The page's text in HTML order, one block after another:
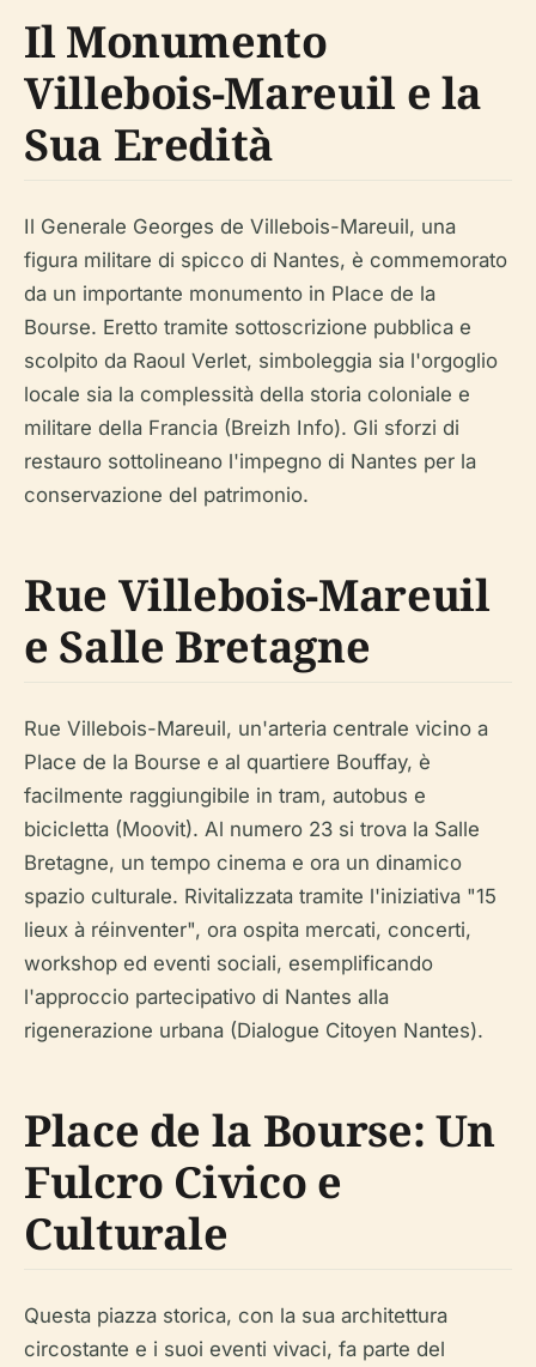
Il Monumento
Villebois-Mareuil e la
Sua Eredità
Il Generale Georges de Villebois-Mareuil, una
figura militare di spicco di Nantes, è commemorato
da un importante monumento in Place de la
Bourse. Eretto tramite sottoscrizione pubblica e
scolpito da Raoul Verlet, simboleggia sia l'orgoglio
locale sia la complessità della storia coloniale e
militare della Francia (Breizh Info). Gli sforzi di
restauro sottolineano l'impegno di Nantes per la
conservazione del patrimonio.
Rue Villebois-Mareuil
e Salle Bretagne
Rue Villebois-Mareuil, un'arteria centrale vicino a
Place de la Bourse e al quartiere Bouffay, è
facilmente raggiungibile in tram, autobus e
bicicletta (Moovit). Al numero 23 si trova la Salle
Bretagne, un tempo cinema e ora un dinamico
spazio culturale. Rivitalizzata tramite l'iniziativa "15
lieux à réinventer", ora ospita mercati, concerti,
workshop ed eventi sociali, esemplificando
l'approccio partecipativo di Nantes alla
rigenerazione urbana (Dialogue Citoyen Nantes).
Place de la Bourse: Un
Fulcro Civico e
Culturale
Questa piazza storica, con la sua architettura
circostante e i suoi eventi vivaci, fa parte del